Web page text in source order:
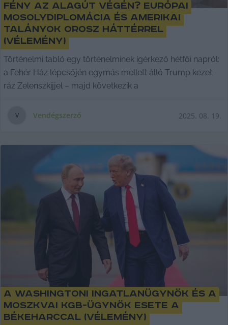
Fény az alagút végén? Európai
mosolydiplomácia és amerikai
talányok orosz háttérrel
(vélemény)
Történelmi tabló egy történelminek ígérkező hétfői napról:
a Fehér Ház lépcsőjén egymás mellett álló Trump kezet
ráz Zelenszkijjel – majd következik a
V Vendégszerző 2025. 08. 19.
A washingtoni ingatlanügynök és a
moszkvai KGB-ügynök esete a
békeharccal (vélemény)